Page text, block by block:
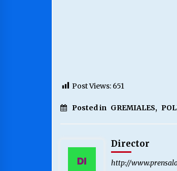
Post Views: 651
Posted in GREMIALES,
Director
http://